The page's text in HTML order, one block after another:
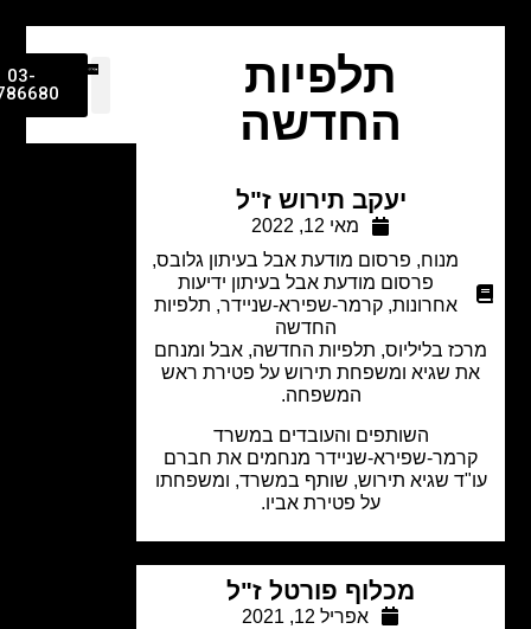
תלפיות
החדשה
יעקב תירוש ז"ל
מאי 12, 2022
פרסום מודעת אבל בעיתון גלובס,
פרסום מודעת אבל בעיתון ידיעות
אחרונות,קרמר-שפירא-שניידר,תלפיות
בליליוס, תלפיות החדשה, אבל ומנחם
שגיא ומשפחת תירוש על פטירת ראש
המשפחה.
השותפים והעובדים במשרד
שפירא-שניידר מנחמים את חברם
שגיא תירוש, שותף במשרד, ומשפחתו
על פטירת אביו.
מכלוף פורטל ז"ל
אפריל 12, 2021
03-
9786680